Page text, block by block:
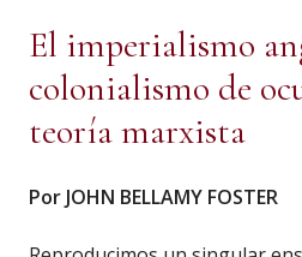
El imperialismo
colonialismo de
teoría marxista
Por JOHN BELLAMY FOSTER